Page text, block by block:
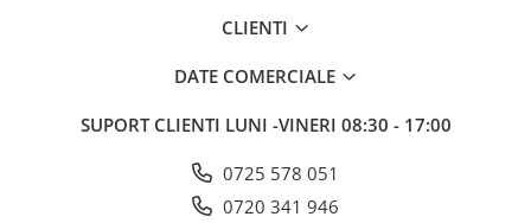
CLIENTI
DATE COMERCIALE
SUPORT CLIENTI LUNI -VINERI 08:30 - 17:00
0725 578 051
0720 341 946